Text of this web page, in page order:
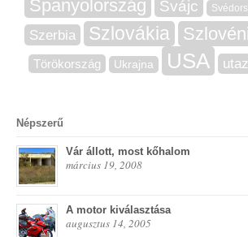
Spanyolország Svájc
Szerbia
Szlovákia
Törökország Ukrajna USA
Népszerű
Vár állott, most kőhalom
március 19, 2008
A motor kiválasztása
augusztus 14, 2005